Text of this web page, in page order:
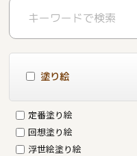
塗り絵
定番塗り絵
回想塗り絵
浮世絵塗り絵